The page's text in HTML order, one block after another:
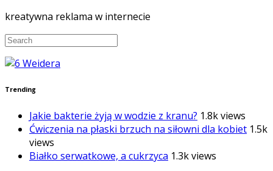
kreatywna reklama w internecie
Trending
Jakie bakterie żyją w wodzie z kranu? 1.8k views
Ćwiczenia na płaski brzuch na siłowni dla kobiet 1.5k
views
Białko serwatkowe, a cukrzyca 1.3k views